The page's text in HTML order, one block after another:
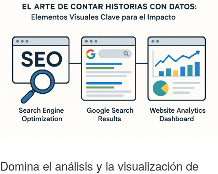
Domina el análisis y la visualización de